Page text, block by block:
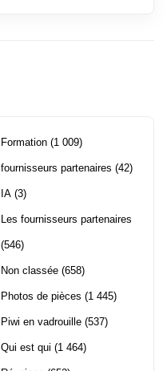
Formation (1 009)
fournisseurs partenaires (42)
IA (3)
Les fournisseurs partenaires
(546)
Non classée (658)
Photos de pièces (1 445)
Piwi en vadrouille (537)
Qui est qui (1 464)